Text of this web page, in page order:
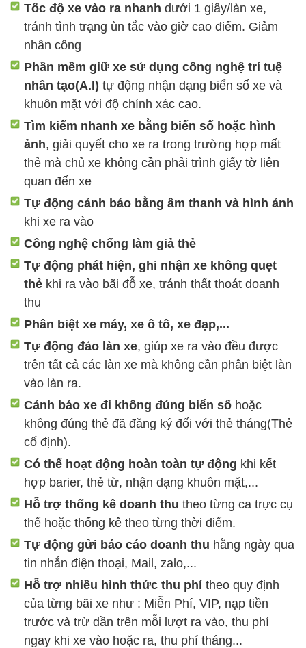
Tốc độ xe vào ra nhanh dưới 1 giây/làn xe,
tránh tình trạng ùn tắc vào giờ cao điểm. Giảm
nhân công
Phần mềm giữ xe sử dụng công nghệ trí tuệ
nhân tạo(A.I) tự động nhận dạng biển số xe và
khuôn mặt với độ chính xác cao.
Tìm kiếm nhanh xe bằng biển số hoặc hình
ảnh, giải quyết cho xe ra trong trường hợp mất
thẻ mà chủ xe không cần phải trình giấy tờ liên
quan đến xe
Tự động cảnh báo bằng âm thanh và hình ảnh
khi xe ra vào
Công nghệ chống làm giả thẻ
Tự động phát hiện, ghi nhận xe không quẹt
thẻ khi ra vào bãi đỗ xe, tránh thất thoát doanh
thu
Phân biệt xe máy, xe ô tô, xe đạp,...
Tự động đảo làn xe, giúp xe ra vào đều được
trên tất cả các làn xe mà không cần phân biệt làn
vào làn ra.
Cảnh báo xe đi không đúng biển số hoặc
không đúng thẻ đã đăng ký đối với thẻ tháng(Thẻ
cố định).
Có thể hoạt động hoàn toàn tự động khi kết
hợp barier, thẻ từ, nhận dạng khuôn mặt,...
Hỗ trợ thống kê doanh thu theo từng ca trực cụ
thể hoặc thống kê theo từng thời điểm.
Tự động gửi báo cáo doanh thu hằng ngày qua
tin nhắn điện thoại, Mail, zalo,...
Hỗ trợ nhiều hình thức thu phítheo quy định
của từng bãi xe như : Miễn Phí, VIP, nạp tiền
trước và trừ dần trên mỗi lượt ra vào, thu phí
ngay khi xe vào hoặc ra, thu phí tháng...